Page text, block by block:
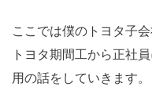
ここでは僕のトヨタ子
トヨタ期間工から正社
用の話をしていきます。